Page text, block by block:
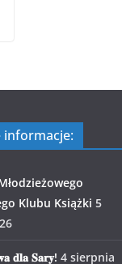
informacje:
Klubu Książki 5
𝐝𝐥𝐚 𝐒𝐚𝐫𝐲! 4 sierpnia